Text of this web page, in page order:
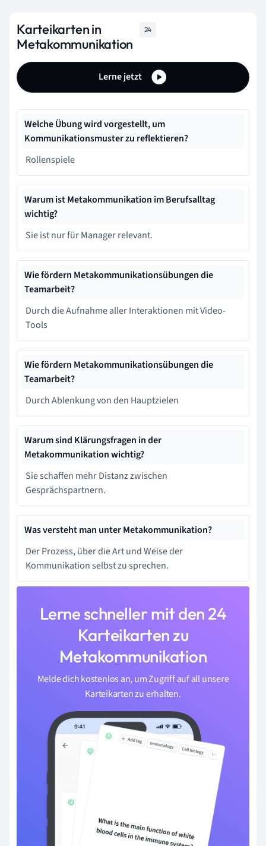
Karteikarten in
Metakommunikation
24
Lerne jetzt
Welche Übung wird vorgestellt, um
Kommunikationsmuster zu reflektieren?
Rollenspiele
Warum ist Metakommunikation im Berufsalltag
wichtig?
Sie ist nur für Manager relevant.
Wie fördern Metakommunikationsübungen die
Teamarbeit?
Durch die Aufnahme aller Interaktionen mit Video-
Tools
Wie fördern Metakommunikationsübungen die
Teamarbeit?
Durch Ablenkung von den Hauptzielen
Warum sind Klärungsfragen in der
Metakommunikation wichtig?
Sie schaffen mehr Distanz zwischen
Gesprächspartnern.
Was versteht man unter Metakommunikation?
Der Prozess, über die Art und Weise der
Kommunikation selbst zu sprechen.
Lerne schneller mit den 24
Karteikarten zu
Metakommunikation
Melde dich kostenlos an, um Zugriff auf all unsere
Karteikarten zu erhalten.